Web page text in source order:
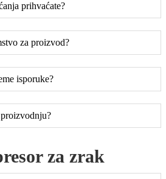
prihvaćate?
za proizvod?
isporuke?
za zrak